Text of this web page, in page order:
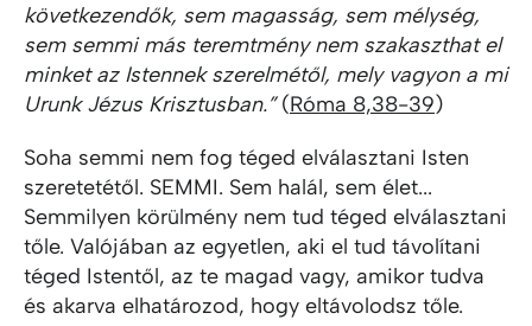
következendők, sem magasság, sem mélység,
sem semmi más teremtmény nem szakaszthat el
minket az Istennek szerelmétől, mely vagyon a mi
Urunk Jézus Krisztusban.”(Róma 8,38-39)
Soha semmi nem fog téged elválasztani Isten
szeretetétől. SEMMI. Sem halál, sem élet...
Semmilyen körülmény nem tud téged elválasztani
tőle. Valójában az egyetlen, aki el tud távolítani
téged Istentől, az te magad vagy, amikor tudva
és akarva elhatározod, hogy eltávolodsz tőle.